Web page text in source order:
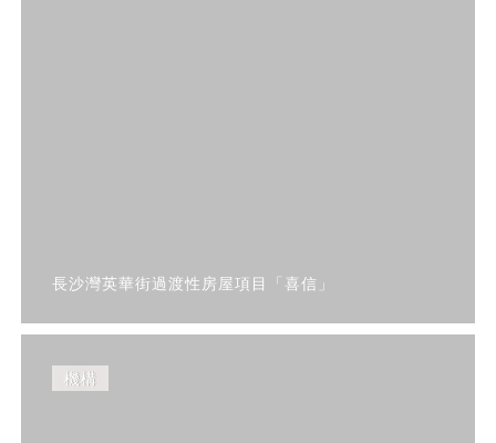
長沙灣英華街過渡性房屋項目「喜信」
機構